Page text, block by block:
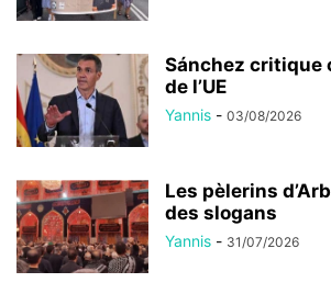
Sánchez critique
de l’UE
Yannis - 03/08/2026
Les pèlerins
des slogans
Yannis - 31/07/2026